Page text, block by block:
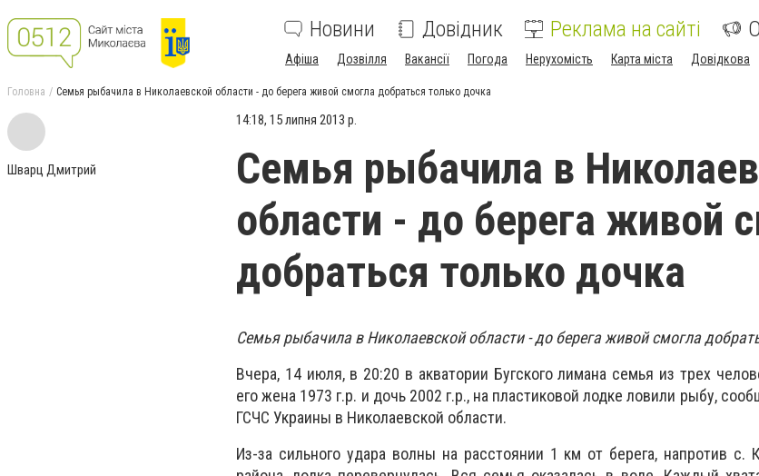
Новини Довідник Реклама на сайті
Афіша Дозвілля Вакансії Погода Нерухомість Карта міста Довідкова
Головна Семья рыбачила в Николаевской области - до берега живой смогла добраться только дочка
Шварц Дмитрий
14:18, 15 липня 2013 р.
Семья рыбачила в
области - до берега живой
добраться только дочка
Семья рыбачила в Николаевской области - до берега живой смогла
Вчера, 14 июля, в 20:20 в акватории Бугского лимана семья из трех
его жена 1973 г.р. и дочь 2002 г.р., на пластиковой лодке ловили рыбу,
ГСЧС Украины в Николаевской области.
Из-за сильного удара волны на расстоянии 1 км от берега, напротив с.